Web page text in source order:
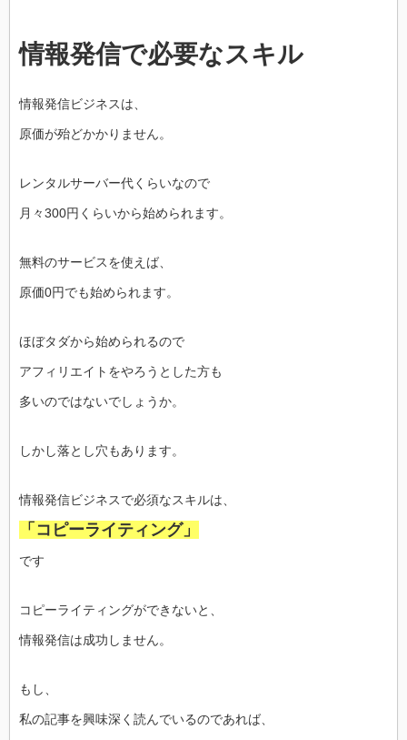
情報発信で必要なスキル
情報発信ビジネスは、
原価が殆どかかりません。
レンタルサーバー代くらいなので
月々300円くらいから始められます。
無料のサービスを使えば、
原価0円でも始められます。
ほぼタダから始められるので
アフィリエイトをやろうとした方も
多いのではないでしょうか。
しかし落とし穴もあります。
情報発信ビジネスで必須なスキルは、
「コピーライティング」
です
コピーライティングができないと、
情報発信は成功しません。
もし、
私の記事を興味深く読んでいるのであれば、